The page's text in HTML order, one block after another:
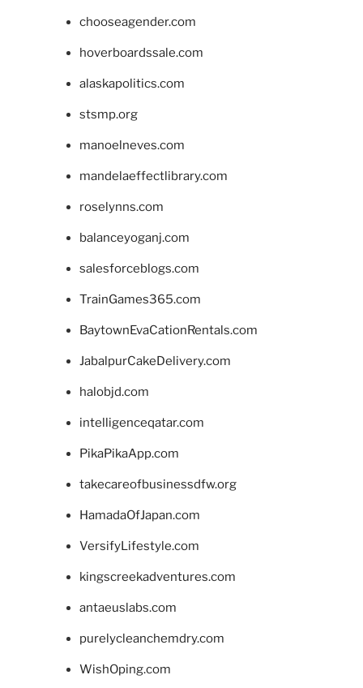
chooseagender.com
hoverboardssale.com
alaskapolitics.com
stsmp.org
manoelneves.com
mandelaeffectlibrary.com
roselynns.com
balanceyoganj.com
salesforceblogs.com
TrainGames365.com
BaytownEvaCationRentals.com
JabalpurCakeDelivery.com
halobjd.com
intelligenceqatar.com
PikaPikaApp.com
takecareofbusinessdfw.org
HamadaOfJapan.com
VersifyLifestyle.com
kingscreekadventures.com
antaeuslabs.com
purelycleanchemdry.com
WishOping.com